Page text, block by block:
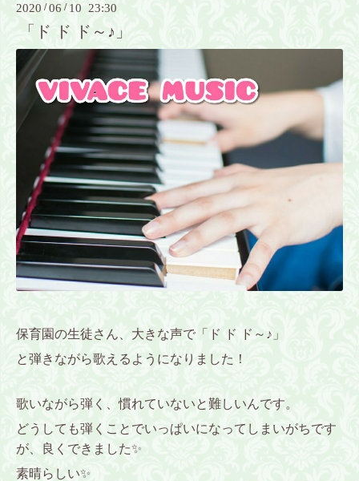
2020 /06 / 10 23:30
「ド ド ド～♪」
保育園の生徒さん、大きな声で「ド ド ド～♪」
と弾きながら歌えるようになりました！
歌いながら弾く、慣れていないと難しいんです。
どうしても弾くことでいっぱいになってしまいがちです
が、良くできました✨
素晴らしい✨